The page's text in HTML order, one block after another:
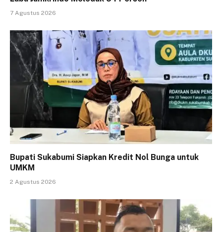
7 Agustus 2026
Bupati Sukabumi Siapkan Kredit Nol Bunga untuk
UMKM
2 Agustus 2026